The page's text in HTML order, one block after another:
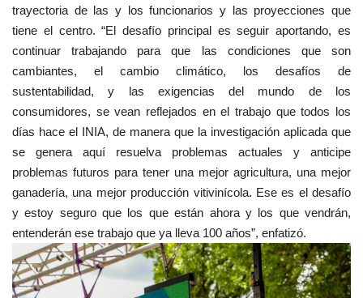
trayectoria de las y los funcionarios y las proyecciones que
tiene el centro. “El desafío principal es seguir aportando, es
continuar trabajando para que las condiciones que son
cambiantes, el cambio climático, los desafíos de
sustentabilidad, y las exigencias del mundo de los
consumidores, se vean reflejados en el trabajo que todos los
días hace el INIA, de manera que la investigación aplicada que
se genera aquí resuelva problemas actuales y anticipe
problemas futuros para tener una mejor agricultura, una mejor
ganadería, una mejor producción vitivinícola. Ese es el desafío
y estoy seguro que los que están ahora y los que vendrán,
entenderán ese trabajo que ya lleva 100 años”, enfatizó.